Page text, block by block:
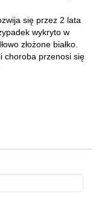
się przez 2 lata
wykryto w
złożone białko.
choroba przenosi się